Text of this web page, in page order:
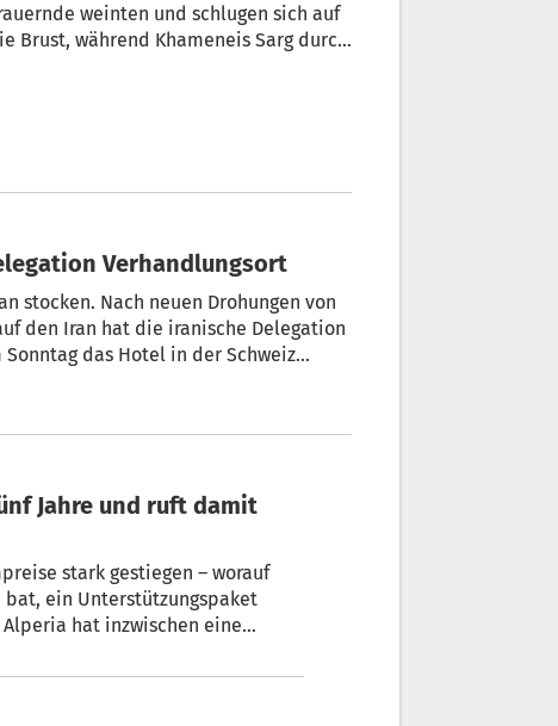
weinten und schlugen sich auf
Brust, während Khameneis Sarg durch
Verhandlungsort
stocken. Nach neuen Drohungen von
den Iran hat die iranische Delegation
das Hotel in der Schweiz
gestiegen – worauf
ein Unterstützungspaket
eine